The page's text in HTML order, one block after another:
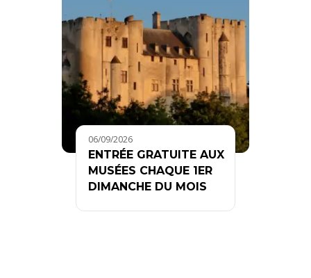
06/09/2026
ENTRÉE GRATUITE AUX
MUSÉES CHAQUE 1ER
DIMANCHE DU MOIS